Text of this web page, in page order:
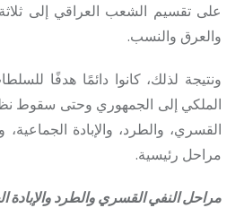
على تقسيم الشعب العراقي إلى
والعرق والنسب.
ونتيجة لذلك، كانوا دائمًا هدفًا
الملكي إلى الجمهوري وحتى سقوط
القسري، والطرد، والإبادة
مراحل رئيسية.
مراحل النفي القسري والطرد والإبادة